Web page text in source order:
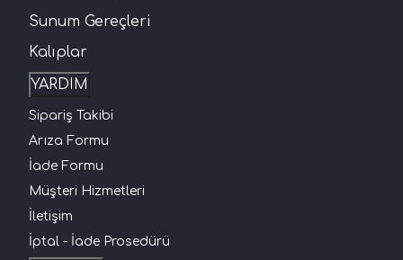
Sunum Gereçleri
Kalıplar
YARDIM
Sipariş Takibi
Arıza Formu
İade Formu
Müşteri Hizmetleri
İletişim
İptal - İade Prosedürü